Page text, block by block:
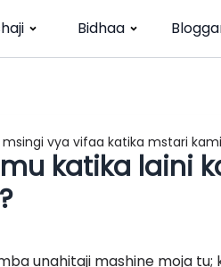
Bidhaa
vya vifaa katika mstari
katika laini
unahitaji mashine moja tu;